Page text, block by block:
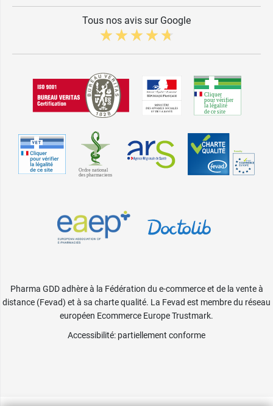
Tous nos avis sur Google
Pharma GDD adhère à la Fédération du e-commerce et de la vente à
distance (Fevad) et à sa charte qualité. La Fevad est membre du réseau
européen Ecommerce Europe Trustmark.
Accessibilité: partiellement conforme